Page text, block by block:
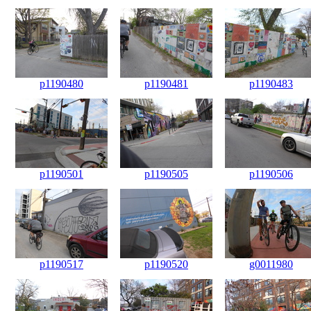
p1190480 p1190481 p1190483
p1190501 p1190505 p1190506
p1190517 p1190520 g0011980